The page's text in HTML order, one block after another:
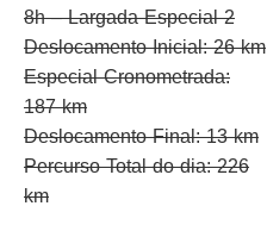
8h – Largada Especial 2
Deslocamento Inicial: 26 km
Especial Cronometrada:
187 km
Deslocamento Final: 13 km
Percurso Total do dia: 226
km